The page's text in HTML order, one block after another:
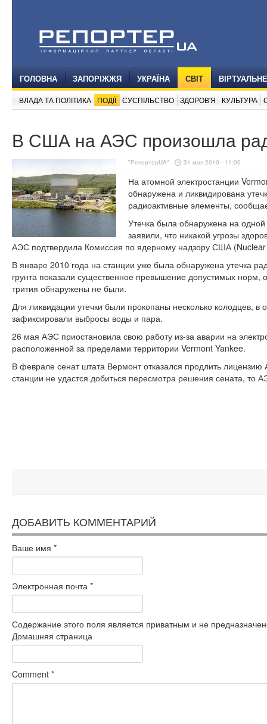
ГОЛОВНА ЗАПОРІЖЖЯ УКРАЇНА СВІТ
ВЛАДА ТА ПОЛІТИКА ПОДІЇ СУСПІЛЬСТВО ЗДОРОВ'Я КУЛЬТУРА
В США на АЭС произошла
"РепортерUA" 31 мая 2010 - 11:00
На атомной электростанции
обнаружена и ликвидирована
радиоактивные элементы,
Утечка была обнаружена на
заявили, что никакой угрозы
АЭС подтвердила Комиссия по ядерному надзору США
В январе 2010 года на станции уже была обнаружена утечка
грунта показали существенное превышение допустимых норм,
трития обнаружены не были.
Для ликвидации утечки были прокопаны несколько колодцев, в
зафиксировали выбросы воды и пара.
26 мая АЭС приостановила свою работу из-за аварии на
расположенной за пределами территории Vermont Yankee.
В феврале сенат штата Вермонт отказался продлить
станции не удастся добиться пересмотра решения сената, то
ДОБАВИТЬ КОММЕНТАРИЙ
Ваше имя *
Электронная почта *
Содержание этого поля является приватным и не
Домашняя страница
Comment *